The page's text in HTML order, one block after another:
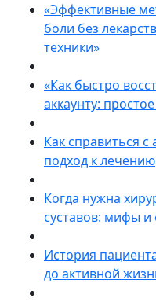
«Эффективные
боли без
техники»
«Как быстро
аккаунту:
Как справиться
подход к лечению
Когда нужна
суставов: мифы и
История
до активной